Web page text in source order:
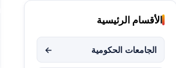
الأقسام الرئيسية
الجامعات الحكومية ←